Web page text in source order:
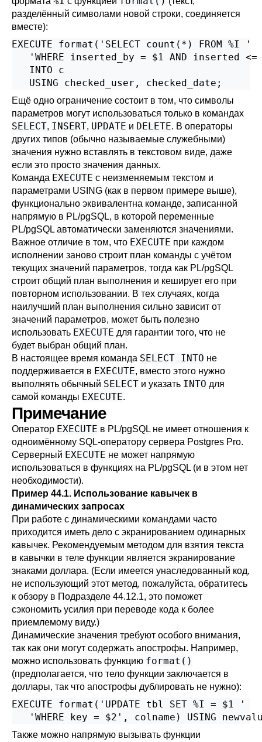
разделённый символами новой строки, соединяется
вместе):
EXECUTE format('SELECT count(*) FROM %I '
'WHERE inserted_by = $1 AND inserted <=
   INTO c
   USING checked_user, checked_date;
Ещё одно ограничение состоит в том, что символы
параметров могут использоваться только в командах
SELECT, INSERT, UPDATE и DELETE. В операторы
других типов (обычно называемые служебными)
значения нужно вставлять в текстовом виде, даже
если это просто значения данных.
Команда EXECUTE c неизменяемым текстом и
параметрами USING (как в первом примере выше),
функционально эквивалентна команде, записанной
напрямую в PL/pgSQL, в которой переменные
PL/pgSQL автоматически заменяются значениями.
Важное отличие в том, что EXECUTE при каждом
исполнении заново строит план команды с учётом
текущих значений параметров, тогда как PL/pgSQL
строит общий план выполнения и кеширует его при
повторном использовании. В тех случаях, когда
наилучший план выполнения сильно зависит от
значений параметров, может быть полезно
использовать EXECUTE для гарантии того, что не
будет выбран общий план.
В настоящее время команда SELECT INTO не
поддерживается в EXECUTE, вместо этого нужно
выполнять обычный SELECT и указать INTO для
самой команды EXECUTE.
Примечание
Оператор EXECUTE в PL/pgSQL не имеет отношения к
одноимённому SQL-оператору сервера Postgres Pro.
Серверный EXECUTE не может напрямую
использоваться в функциях на PL/pgSQL (и в этом нет
необходимости).
Пример 44.1. Использование кавычек в
динамических запросах
При работе с динамическими командами часто
приходится иметь дело с экранированием одинарных
кавычек. Рекомендуемым методом для взятия текста
в кавычки в теле функции является экранирование
знаками доллара. (Если имеется унаследованный код,
не использующий этот метод, пожалуйста, обратитесь
к обзору в Подразделе 44.12.1, это поможет
сэкономить усилия при переводе кода к более
приемлемому виду.)
Динамические значения требуют особого внимания,
так как они могут содержать апострофы. Например,
можно использовать функцию format()
(предполагается, что тело функции заключается в
доллары, так что апострофы дублировать не нужно):
EXECUTE format('UPDATE tbl SET %I = $1 '
'WHERE key = $2', colname) USING
Также можно напрямую вызывать функции